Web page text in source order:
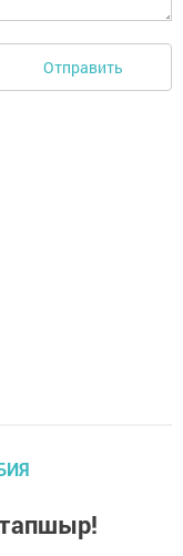
Отправить